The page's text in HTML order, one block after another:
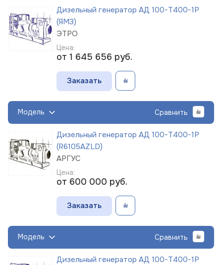
Дизельный генератор АД 100-Т400-1Р
(ЯМЗ)
ЭТРО
Цена:
от 1 645 656 руб.
Заказать
Модель Сравнить
Дизельный генератор АД 100-Т400-1Р
(R6105AZLD)
АРГУС
Цена:
от 600 000 руб.
Заказать
Модель Сравнить
Дизельный генератор АД 100-Т400-1Р